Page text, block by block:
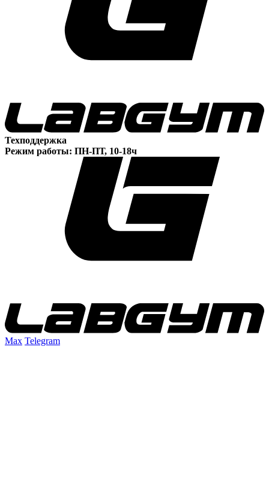
Техподдержка
Режим работы: ПН-ПТ, 10-18ч
Max Telegram